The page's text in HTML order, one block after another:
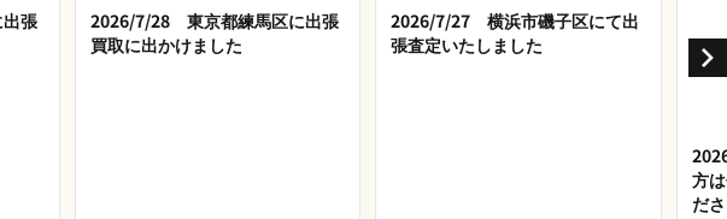
張
2026/7/28 東京都練馬区に出張
買取に出かけました
2026/7/27 横浜市磯子区にて出
張査定いたしました
方
だ